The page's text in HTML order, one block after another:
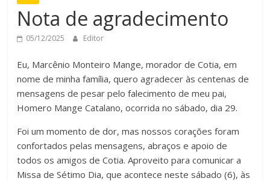
Nota de agradecimento
05/12/2025 Editor
Eu, Marcênio Monteiro Mange, morador de Cotia, em
nome de minha família, quero agradecer às centenas de
mensagens de pesar pelo falecimento de meu pai,
Homero Mange Catalano, ocorrida no sábado, dia 29.
Foi um momento de dor, mas nossos corações foram
confortados pelas mensagens, abraços e apoio de
todos os amigos de Cotia. Aproveito para comunicar a
Missa de Sétimo Dia, que acontece neste sábado (6), às